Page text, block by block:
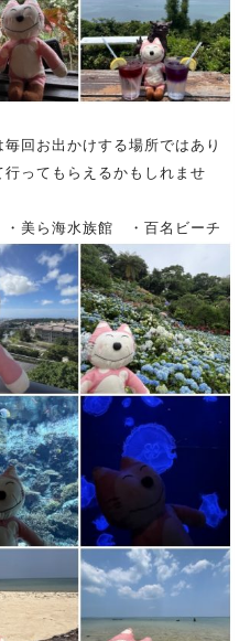
毎回お出かけする場所ではあり
ってもらえるかもしれませ
美ら海水族館 ・百名ビーチ